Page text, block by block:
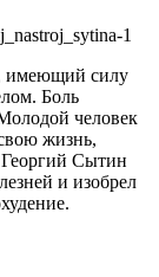
имеющий силу
Боль
человек
жизнь,
Сытин
и изобрел